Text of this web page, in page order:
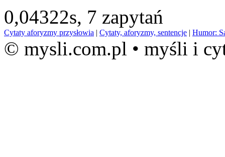
0,04322s, 7 zapytań
Cytaty aforyzmy przysłowia | Cytaty, aforyzmy, sentencje | Humor:
© mysli.com.pl • myśli i